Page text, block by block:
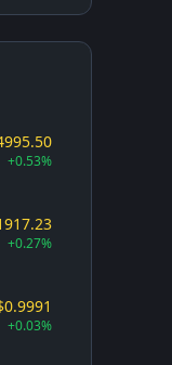
+0.53%
+0.27%
+0.03%